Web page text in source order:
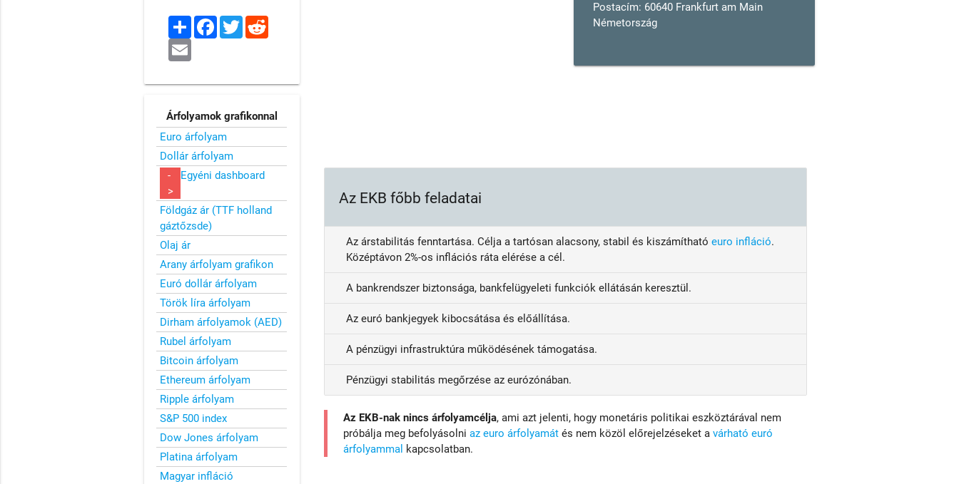
Postacím: 60640 Frankfurt am Main
Németország
Az EKB főbb feladatai
Az árstabilitás fenntartása. Célja a tartósan alacsony, stabil és kiszámítható euro infláció.
Középtávon 2%-os inflációs ráta elérése a cél.
A bankrendszer biztonsága, bankfelügyeleti funkciók ellátásán keresztül.
Az euró bankjegyek kibocsátása és előállítása.
A pénzügyi infrastruktúra működésének támogatása.
Pénzügyi stabilitás megőrzése az eurózónában.
Az EKB-nak nincs árfolyamcélja, ami azt jelenti, hogy monetáris politikai eszköztárával nem
próbálja meg befolyásolniaz euro árfolyamát és nem közöl előrejelzéseket avárható euró
árfolyammal kapcsolatban.
ShareFacebook
TwitterReddit
Email
Árfolyamok grafikonnal
Euro árfolyam
Dollár árfolyam
-
>
Egyéni dashboard
Földgáz ár (TTF holland
gáztőzsde)
Olaj ár
Arany árfolyam grafikon
Euró dollár árfolyam
Török líra árfolyam
Dirham árfolyamok (AED)
Rubel árfolyam
Bitcoin árfolyam
Ethereum árfolyam
Ripple árfolyam
S&P 500 index
Dow Jones árfolyam
Platina árfolyam
Magyar infláció